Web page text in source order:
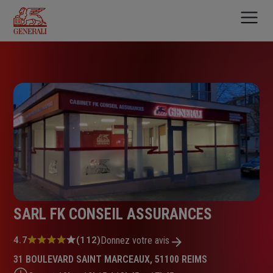
contenu
principal
SARL FK CONSEIL ASSURANCES
Note
4.7
4.7 (112)Donnez votre avis
31 BOULEVARD SAINT MARCEAUX, 51100 REIMS